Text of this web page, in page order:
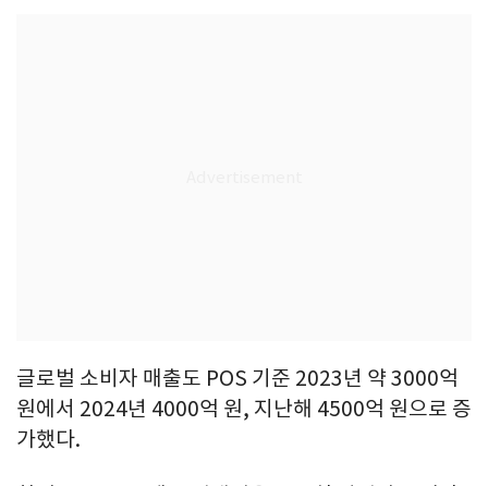
글로벌 소비자 매출도 POS 기준 2023년 약 3000억
원에서 2024년 4000억 원, 지난해 4500억 원으로 증
가했다.